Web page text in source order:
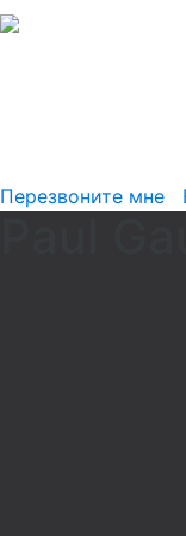
Перезвоните мне